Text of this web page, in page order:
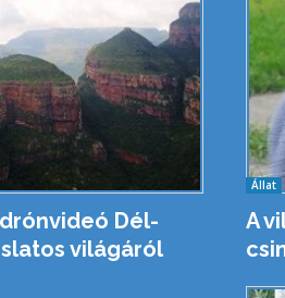
Dél-
világáról
Állat
A